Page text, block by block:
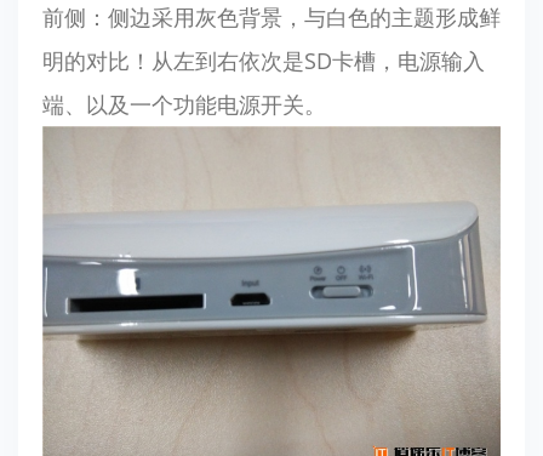
前侧：侧边采用灰色背景，与白色的主题形成鲜
明的对比！从左到右依次是SD卡槽，电源输入
端、以及一个功能电源开关。